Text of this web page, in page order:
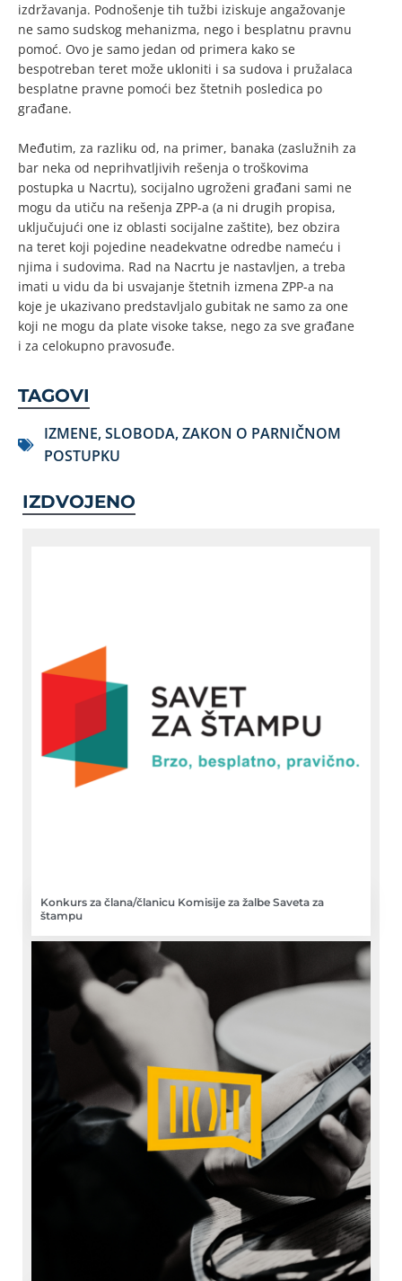
izdržavanja. Podnošenje tih tužbi iziskuje angažovanje
ne samo sudskog mehanizma, nego i besplatnu pravnu
pomoć. Ovo je samo jedan od primera kako se
bespotreban teret može ukloniti i sa sudova i pružalaca
besplatne pravne pomoći bez štetnih posledica po
građane.
Međutim, za razliku od, na primer, banaka (zaslužnih za
bar neka od neprihvatljivih rešenja o troškovima
postupka u Nacrtu), socijalno ugroženi građani sami ne
mogu da utiču na rešenja ZPP-a (a ni drugih propisa,
uključujući one iz oblasti socijalne zaštite), bez obzira
na teret koji pojedine neadekvatne odredbe nameću i
njima i sudovima. Rad na Nacrtu je nastavljen, a treba
imati u vidu da bi usvajanje štetnih izmena ZPP-a na
koje je ukazivano predstavljalo gubitak ne samo za one
koji ne mogu da plate visoke takse, nego za sve građane
i za celokupno pravosuđe.
TAGOVI
IZMENE,SLOBODA,ZAKON O PARNIČNOM
POSTUPKU
IZDVOJENO
Konkurs za člana/članicu Komisije za žalbe Saveta za
štampu